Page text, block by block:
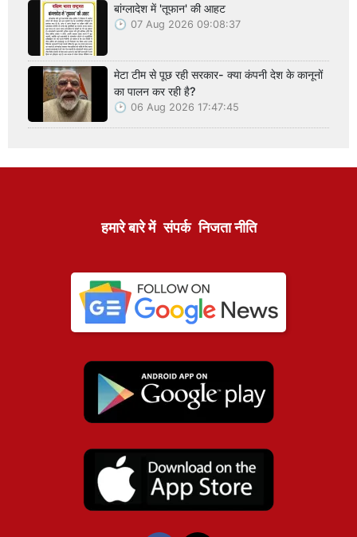
बांग्लादेश में 'तूफान' की आहट
07 Aug 2026 09:08:37
मेटा टीम से पूछ रही सरकार- क्या कंपनी देश के कानूनों
का पालन कर रही है?
06 Aug 2026 17:47:45
हमारे बारे में संपर्क निजता नीति